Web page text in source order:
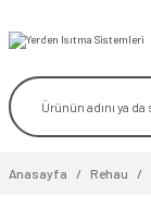
Anasayfa Rehau